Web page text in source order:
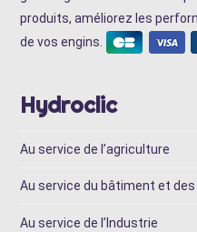
produits, améliorez les
de vos engins.
Hydroclic
Au service de l’agriculture
Au service du bâtiment et des
Au service de l’Industrie